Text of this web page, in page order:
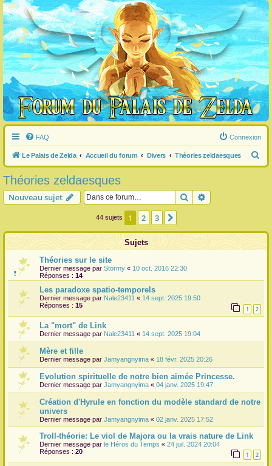
FAQ Connexion
Le Palais de Zelda Accueil du forum Divers Théories zeldaesques
e
Théories zeldaesques
Nouveau sujet Rechercher
44 sujets 1 2 3
Sujets
Théories sur le site
Dernier message par Stormy « 10 oct. 2016 22:30
Réponses : 14
Les paradoxe spatio-temporels
Dernier message par Nale23411 « 14 sept. 2025 19:50
Réponses : 15 1 2
La "mort" de Link
Dernier message par Nale23411 « 14 sept. 2025 19:04
Mère et fille
Dernier message par Jamyangnyima « 18 févr. 2025 20:26
Evolution spirituelle de notre bien aimée Princesse.
Dernier message par Jamyangnyima « 04 janv. 2025 19:47
Création d'Hyrule en fonction du modèle standard de notre
univers
Dernier message par Jamyangnyima « 02 janv. 2025 17:52
Troll-théorie: Le viol de Majora ou la vrais nature de Link
Dernier message par le Héros du Temps « 24 juil. 2024 20:04
Réponses : 20 1 2